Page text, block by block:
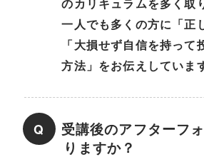
一人でも多くの方に「正
「大損せず自信を持って
方法」をお伝えしていま
Q
受講後のアフターフ
りますか？